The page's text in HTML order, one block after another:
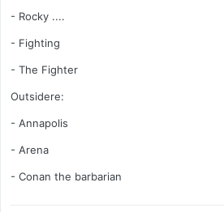
- Rocky ....
- Fighting
- The Fighter
Outsidere:
- Annapolis
- Arena
- Conan the barbarian